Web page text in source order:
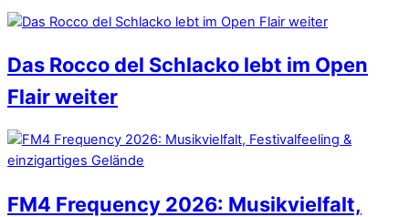
Das Rocco del Schlacko lebt im Open
Flair weiter
FM4 Frequency 2026: Musikvielfalt,